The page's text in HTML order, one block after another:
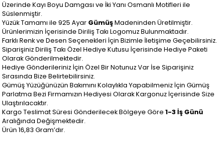
Üzerinde Kayı Boyu Damgası ve İki Yanı Osmanlı Motifleri ile
Süslenmiştir.
Yüzük Tamamı ile 925 Ayar GümüşMadeninden Üretilmiştir.
Ürünlerimizin İçerisinde Diriliş Takı Logomuz Bulunmaktadır.
Farklı Renk ve Desen Seçenekleri İçin Bizimle İletişime Geçebilirsiniz.
Siparişiniz Diriliş Takı Özel Hediye Kutusu İçerisinde Hediye Paketi
Olarak Gönderilmektedir.
Hediye Gönderileriniz İçin Özel Bir Notunuz Var İse Siparişiniz
Sırasında Bize Belirtebilirsiniz.
Gümüş Yüzüğünüzün Bakımını Kolaylıkla Yapabilmeniz İçin Gümüş
Parlatma Bezi Firmamızın Hediyesi Olarak Kargonuz İçerisinde Size
Ulaştırılacaktır.
Kargo Teslimat Süresi Gönderilecek Bölgeye Göre1-3 İş Günü
Aralığında Değişmektedir.
Ürün 16,83 Gram’dır.